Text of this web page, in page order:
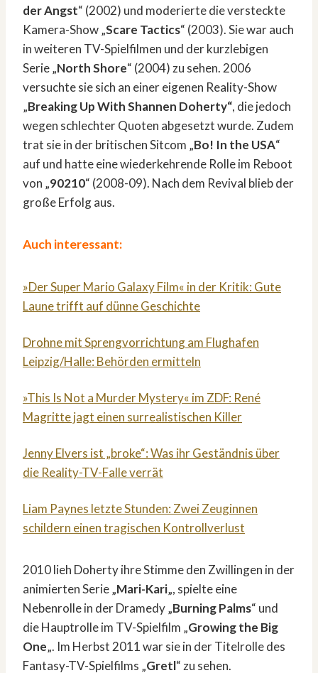
der Angst“ (2002) und moderierte die versteckte
Kamera-Show „Scare Tactics“ (2003). Sie war auch
in weiteren TV-Spielfilmen und der kurzlebigen
Serie „North Shore“ (2004) zu sehen. 2006
versuchte sie sich an einer eigenen Reality-Show
„Breaking Up With Shannen Doherty“, die jedoch
wegen schlechter Quoten abgesetzt wurde. Zudem
trat sie in der britischen Sitcom „Bo! In the USA“
auf und hatte eine wiederkehrende Rolle im Reboot
von „90210“ (2008-09). Nach dem Revival blieb der
große Erfolg aus.
Auch interessant:
»Der Super Mario Galaxy Film« in der Kritik: Gute
Laune trifft auf dünne Geschichte
Drohne mit Sprengvorrichtung am Flughafen
Leipzig/Halle: Behörden ermitteln
»This Is Not a Murder Mystery« im ZDF: René
Magritte jagt einen surrealistischen Killer
Jenny Elvers ist „broke“: Was ihr Geständnis über
die Reality-TV-Falle verrät
Liam Paynes letzte Stunden: Zwei Zeuginnen
schildern einen tragischen Kontrollverlust
2010 lieh Doherty ihre Stimme den Zwillingen in der
animierten Serie „Mari-Kari„, spielte eine
Nebenrolle in der Dramedy „Burning Palms“ und
die Hauptrolle im TV-Spielfilm „Growing the Big
One„. Im Herbst 2011 war sie in der Titelrolle des
Fantasy-TV-Spielfilms „Gretl“ zu sehen.